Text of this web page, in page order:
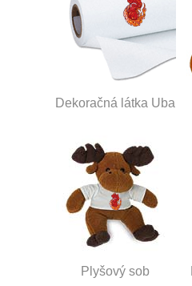
Dekoračná látka Uba
Plyšový sob